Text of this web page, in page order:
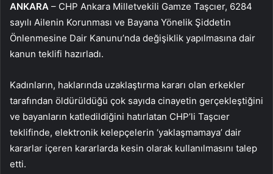
ANKARA – CHP Ankara Milletvekili Gamze Taşcıer, 6284
sayılı Ailenin Korunması ve Bayana Yönelik Şiddetin
Önlenmesine Dair Kanunu’nda değişiklik yapılmasına dair
kanun teklifi hazırladı.
Kadınların, haklarında uzaklaştırma kararı olan erkekler
tarafından öldürüldüğü çok sayıda cinayetin gerçekleştiğini
ve bayanların katledildiğini hatırlatan CHP’li Taşcıer
teklifinde, elektronik kelepçelerin ‘yaklaşmamaya’ dair
kararlar içeren kararlarda kesin olarak kullanılmasını talep
etti.